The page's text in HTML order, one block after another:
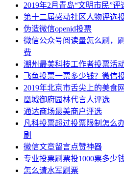
2019年2月青岛“文明市民”评
第十二届感动社区人物评选
伪造微信openid投票
微信公众号阅读量怎么刷，
费
潮州最美科技工作者投票活
飞鱼投票一票多少钱？微信
2019年北京市舌尖上的美食
凰城御府园林代言人评选
通达商场最美商户评选
凡科投票超过投票限制怎么
刷
微信文章留言点赞神器
专业投票刷票投1000票多少
怎么请水军刷票